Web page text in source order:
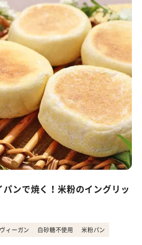
ンで焼く！米粉のイングリッ
ヴィーガン 白砂糖不使用 米粉パン